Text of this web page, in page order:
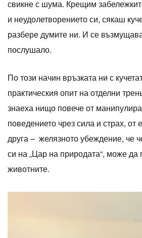
свикне с шума. Крещим
и неудолетворението си, сякаш
разбере думите ни. И се
послушало.
По този начин връзката ни с
практическия опит на отделни
знаеха нищо повече от
поведението чрез сила и страх, от
друга – желязното убеждение, че
си на „Цар на природата“, може да
животните.